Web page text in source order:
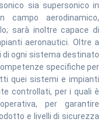
sia supersonico in
campo aerodinamico,
sarà inoltre capace di
aeronautici. Oltre a
ogni sistema destinato
specifiche per
quei sistemi e impianti
controllati, per i quali è
per garantire
e livelli di sicurezza